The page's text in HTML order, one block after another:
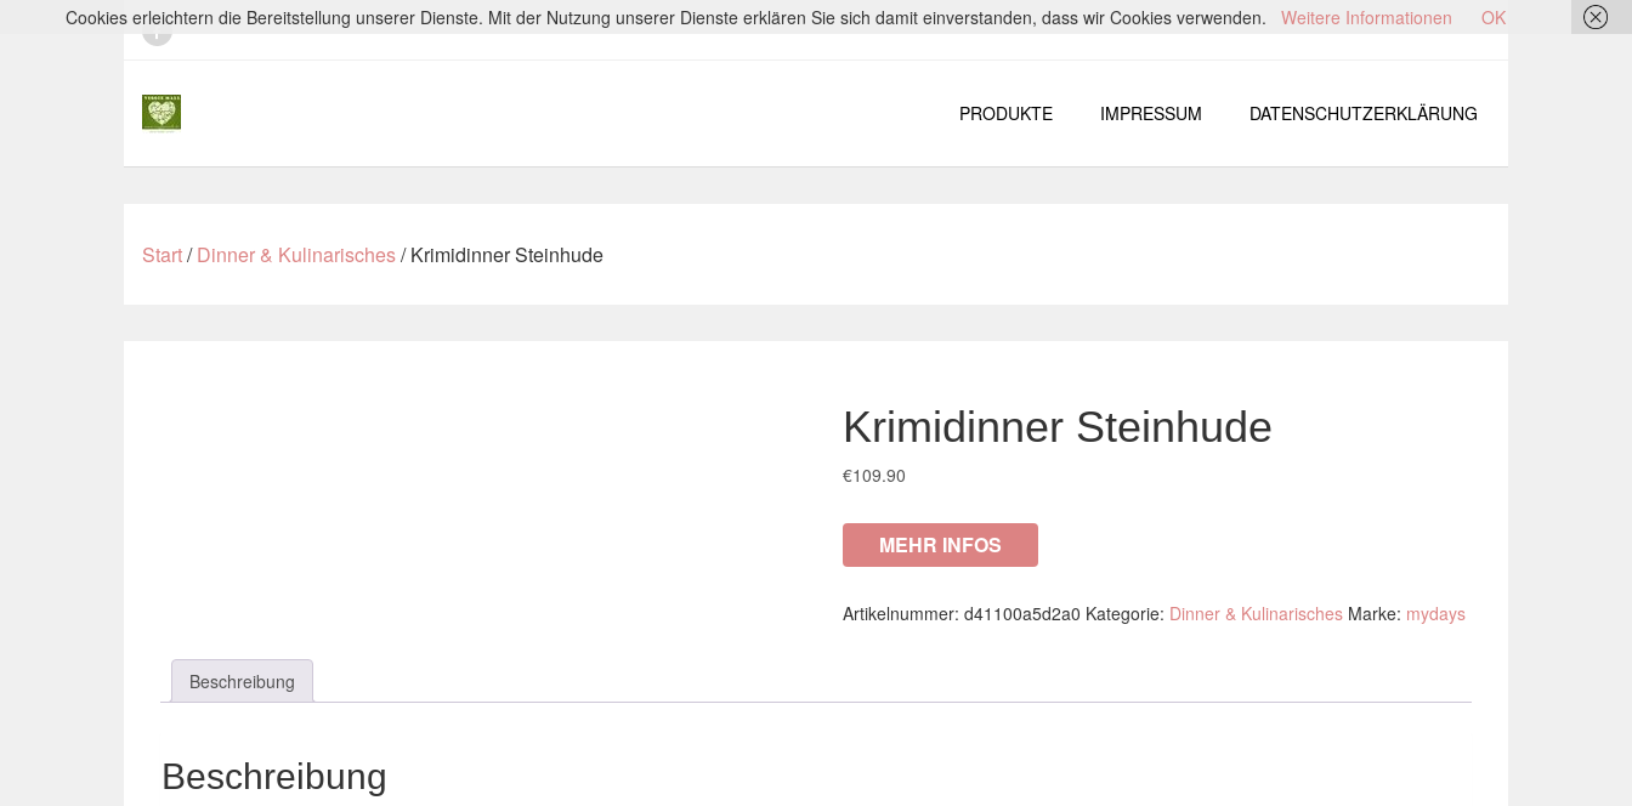
PRODUKTE IMPRESSUM DATENSCHUTZERKLÄRUNG
Start/Dinner & Kulinarisches/ Krimidinner Steinhude
Krimidinner Steinhude
€109.90
MEHR INFOS
Artikelnummer: d41100a5d2a0 Kategorie: Dinner & Kulinarisches Marke: mydays
Beschreibung
Beschreibung
Cookies erleichtern die Bereitstellung unserer Dienste. Mit der Nutzung unserer Dienste erklären Sie sich damit einverstanden, dass wir Cookies verwenden. Weitere Informationen OK